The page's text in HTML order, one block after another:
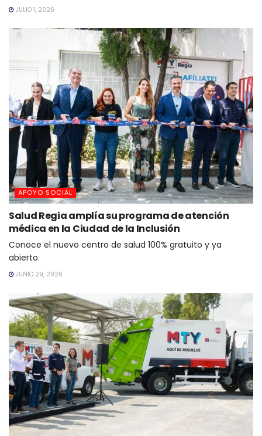
JULIO 1, 2026
APOYO SOCIAL
Salud Regia amplía su programa de atención
médica en la Ciudad de la Inclusión
Conoce el nuevo centro de salud 100% gratuito y ya
abierto.
JUNIO 29, 2026